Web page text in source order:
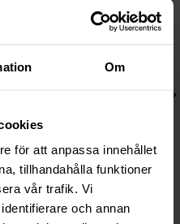
Om
för att anpassa innehållet
tillhandahålla funktioner
vår trafik. Vi
och annan
Mockberg